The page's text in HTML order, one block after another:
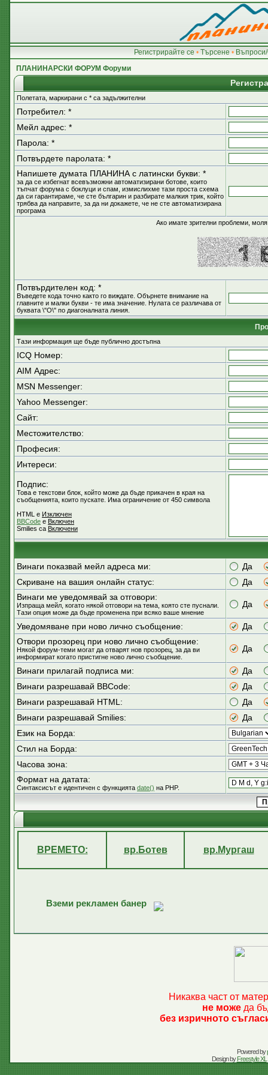
Регистрирайте се • Търсене •
ПЛАНИНАРСКИ ФОРУМ Форуми
Полетата, маркирани с * са задължителни
Потребител: *
Мейл адрес: *
Парола: *
Потвърдете паролата: *
Напишете думата ПЛАНИНА с латински букви: *
за да се избегнат всевъзможни автоматизирани ботове, които
тъпчат форума с боклуци и спам, измислихме тази проста схема
да си гарантираме, че сте българин и разбирате малкия трик, който
трябва да направите, за да ни докажете, че не сте автоматизирана
програма
Ако имате зрителни проблеми,
Потвърдителен код: *
Въведете кода точно както го виждате. Обърнете внимание на
главните и малки букви - те има значение. Нулата се различава от
буквата \"O\" по диагоналната линия.
Тази информация ще бъде публично достъпна
ICQ Номер:
AIM Адрес:
MSN Messenger:
Yahoo Messenger:
Сайт:
Местожителство:
Професия:
Интереси:
Подпис:
Това е текстови блок, който може да бъде прикачен в края на
съобщенията, които пускате. Има ограничение от 450 символа
HTML е Изключен
BBCode е Включен
Smilies са Включени
Винаги показвай мейл адреса ми:
Да
Скриване на вашия онлайн статус:
Да
Винаги ме уведомявай за отговори:
Изпраща мейл, когато някой отговори на тема, която сте пуснали.
Тази опция може да бъде променена при всяко ваше мнение
Да
Уведомяване при ново лично съобщение:
Да
Отвори прозорец при ново лично съобщение:
Някой форум-теми могат да отварят нов прозорец, за да ви
информират когато пристигне ново лично съобщение.
Да
Винаги прилагай подписа ми:
Да
Винаги разрешавай BBCode:
Да
Винаги разрешавай HTML:
Да
Винаги разрешавай Smilies:
Да
Език на Борда:
Стил на Борда:
Часова зона:
Формат на датата:
Синтаксисът е идентичен с функцията date() на PHP.
ВРЕМЕТО: вр.Ботев вр.Мургаш
Вземи рекламен банер
Никаква част от
не може да
без изричното
Powered by
Design byFreestyle XL